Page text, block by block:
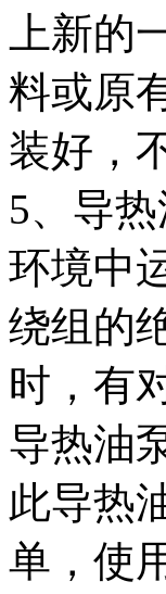
上新的
料或原
装好，
5、导
环境中
绕组的
时，有
导热油
此导热
单，使